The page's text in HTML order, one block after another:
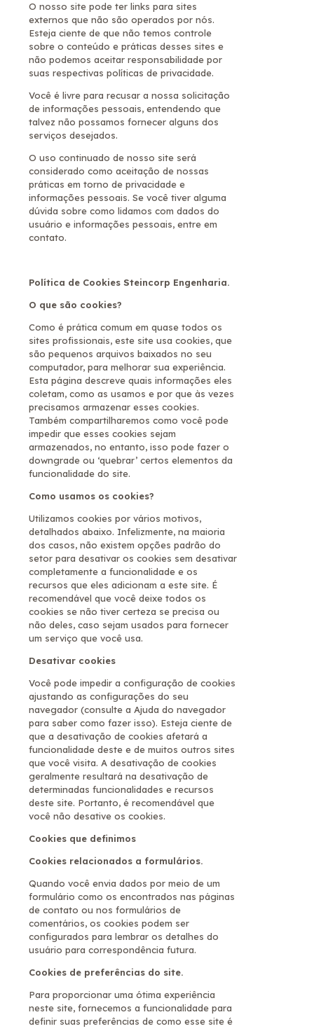
O nosso site pode ter links para sites
externos que não são operados por nós.
Esteja ciente de que não temos controle
sobre o conteúdo e práticas desses sites e
não podemos aceitar responsabilidade por
suas respectivas políticas de privacidade.
Você é livre para recusar a nossa solicitação
de informações pessoais, entendendo que
talvez não possamos fornecer alguns dos
serviços desejados.
O uso continuado de nosso site será
considerado como aceitação de nossas
práticas em torno de privacidade e
informações pessoais. Se você tiver alguma
dúvida sobre como lidamos com dados do
usuário e informações pessoais, entre em
contato.
Política de Cookies Steincorp Engenharia.
O que são cookies?
Como é prática comum em quase todos os
sites profissionais, este site usa cookies, que
são pequenos arquivos baixados no seu
computador, para melhorar sua experiência.
Esta página descreve quais informações eles
coletam, como as usamos e por que às vezes
precisamos armazenar esses cookies.
Também compartilharemos como você pode
impedir que esses cookies sejam
armazenados, no entanto, isso pode fazer o
downgrade ou ‘quebrar’ certos elementos da
funcionalidade do site.
Como usamos os cookies?
Utilizamos cookies por vários motivos,
detalhados abaixo. Infelizmente, na maioria
dos casos, não existem opções padrão do
setor para desativar os cookies sem desativar
completamente a funcionalidade e os
recursos que eles adicionam a este site. É
recomendável que você deixe todos os
cookies se não tiver certeza se precisa ou
não deles, caso sejam usados ​​para fornecer
um serviço que você usa.
Desativar cookies
Você pode impedir a configuração de cookies
ajustando as configurações do seu
navegador (consulte a Ajuda do navegador
para saber como fazer isso). Esteja ciente de
que a desativação de cookies afetará a
funcionalidade deste e de muitos outros sites
que você visita. A desativação de cookies
geralmente resultará na desativação de
determinadas funcionalidades e recursos
deste site. Portanto, é recomendável que
você não desative os cookies.
Cookies que definimos
Cookies relacionados a formulários.
Quando você envia dados por meio de um
formulário como os encontrados nas páginas
de contato ou nos formulários de
comentários, os cookies podem ser
configurados para lembrar os detalhes do
usuário para correspondência futura.
Cookies de preferências do site.
Para proporcionar uma ótima experiência
neste site, fornecemos a funcionalidade para
definir suas preferências de como esse site é